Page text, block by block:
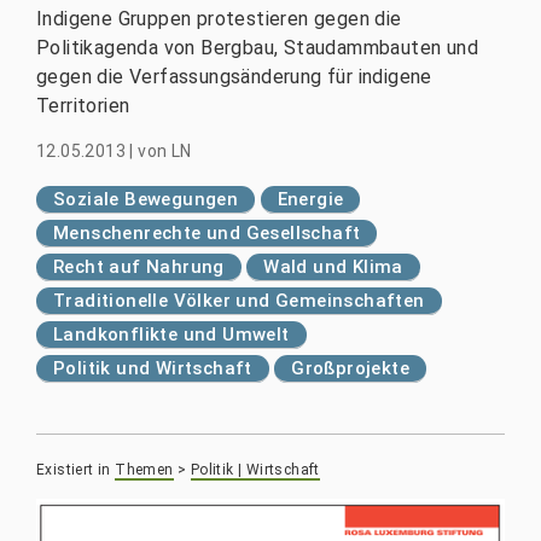
Indigene Gruppen protestieren gegen die
Politikagenda von Bergbau, Staudammbauten und
gegen die Verfassungsänderung für indigene
Territorien
12.05.2013 |von LN
Soziale Bewegungen
Energie
Menschenrechte und Gesellschaft
Recht auf Nahrung
Wald und Klima
Traditionelle Völker und Gemeinschaften
Landkonflikte und Umwelt
Politik und Wirtschaft
Großprojekte
Existiert in Themen > Politik | Wirtschaft